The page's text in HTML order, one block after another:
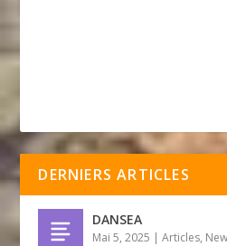
DERNIERS ARTICLES
DANSEA
Mai 5, 2025 |Articles,